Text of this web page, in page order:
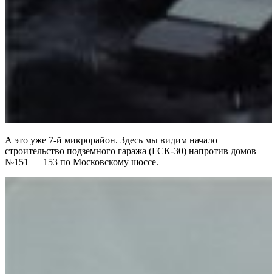
А это уже 7-й микрорайон. Здесь мы видим начало
строительство подземного гаража (ГСК-30) напротив домов
№151 — 153 по Московскому шоссе.